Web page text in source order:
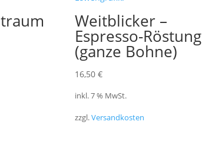
Weitblicker –
Espresso-Röstung
(ganze Bohne)
16,50€
inkl. 7 % MwSt.
zzgl.Versandkosten